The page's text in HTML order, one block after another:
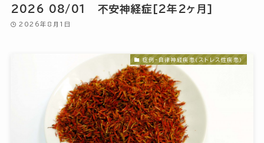
2026 08/01 不安神経症[2年2ヶ月]
2026年8月1日
症例-自律神経疾患(ストレス性疾患)